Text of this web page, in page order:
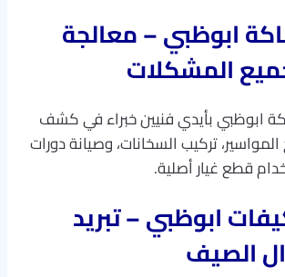
ابوظبي – معالجة
المشكلات
ابوظبي بأيدي فنيين خبراء في كشف
المواسير، تركيب السخانات، وصيانة دورات
قطع غيار أصلية.
ابوظبي – تبريد
الصيف